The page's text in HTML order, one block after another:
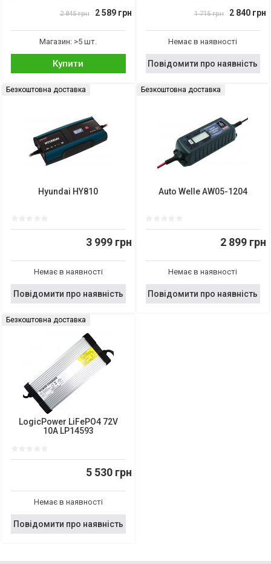
2 845 грн 2 589 грн
Магазин: >5 шт.
Купити
1 715 грн 2 840 грн
Немає в наявності
Повідомити про наявність
Безкоштовна доставка
Hyundai HY810
3 999 грн
Немає в наявності
Повідомити про наявність
Безкоштовна доставка
Auto Welle AW05-1204
2 899 грн
Немає в наявності
Повідомити про наявність
Безкоштовна доставка
LogicPower LiFePO4 72V
10A LP14593
5 530 грн
Немає в наявності
Повідомити про наявність